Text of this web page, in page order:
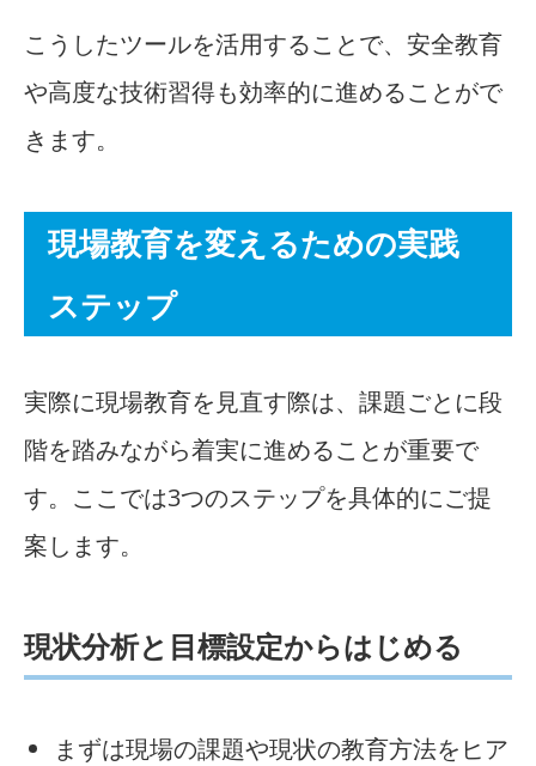
こうしたツールを活用することで、安全教育
や高度な技術習得も効率的に進めることがで
きます。
現場教育を変えるための実践
ステップ
実際に現場教育を見直す際は、課題ごとに段
階を踏みながら着実に進めることが重要で
す。ここでは3つのステップを具体的にご提
案します。
現状分析と目標設定からはじめる
まずは現場の課題や現状の教育方法をヒア